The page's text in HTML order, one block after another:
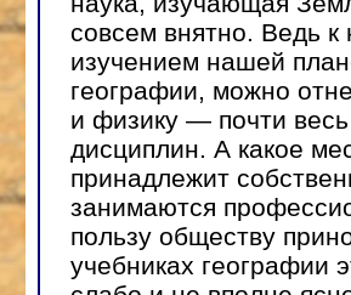
совсем внятно. Ведь
изучением нашей
географии, можно
и физику — почти
дисциплин. А какое
принадлежит
занимаются
пользу обществу
учебниках географии